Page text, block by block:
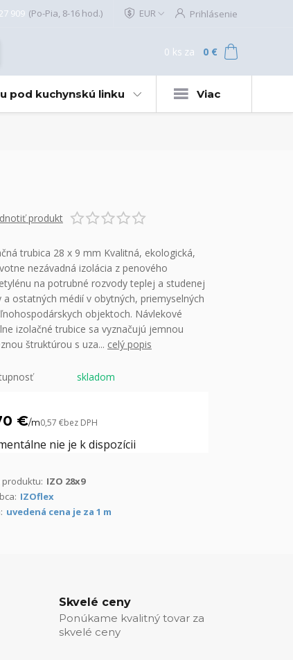
EUR Prihlásenie
909 (Po-Pia, 8-16 hod.)
0 ks za 0 €
pod kuchynskú linku Viac
produkt
trubica 28 x 9 mm Kvalitná, ekologická,
nezávadná izolácia z penového
na potrubné rozvody teplej a studenej
a ostatných médií v obytných, priemyselných
objektoch. Návlekové
izolačné trubice sa vyznačujú jemnou
štruktúrou s uza... celý popis
skladom
€/m0,57 €bez DPH
nie je k dispozícii
produktu: IZO 28x9
IZOflex
uvedená cena je za 1 m
Skvelé ceny
Ponúkame kvalitný tovar za
skvelé ceny